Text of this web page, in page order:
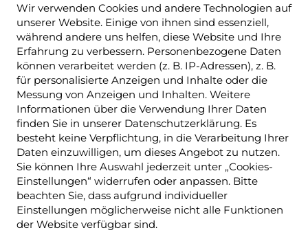
Wir verwenden Cookies und andere Technologien auf
unserer Website. Einige von ihnen sind essenziell,
während andere uns helfen, diese Website und Ihre
Erfahrung zu verbessern. Personenbezogene Daten
können verarbeitet werden (z. B. IP-Adressen), z. B.
für personalisierte Anzeigen und Inhalte oder die
Messung von Anzeigen und Inhalten. Weitere
Informationen über die Verwendung Ihrer Daten
finden Sie in unserer Datenschutzerklärung. Es
besteht keine Verpflichtung, in die Verarbeitung Ihrer
Daten einzuwilligen, um dieses Angebot zu nutzen.
Sie können Ihre Auswahl jederzeit unter „Cookies-
Einstellungen“ widerrufen oder anpassen. Bitte
beachten Sie, dass aufgrund individueller
Einstellungen möglicherweise nicht alle Funktionen
der Website verfügbar sind.